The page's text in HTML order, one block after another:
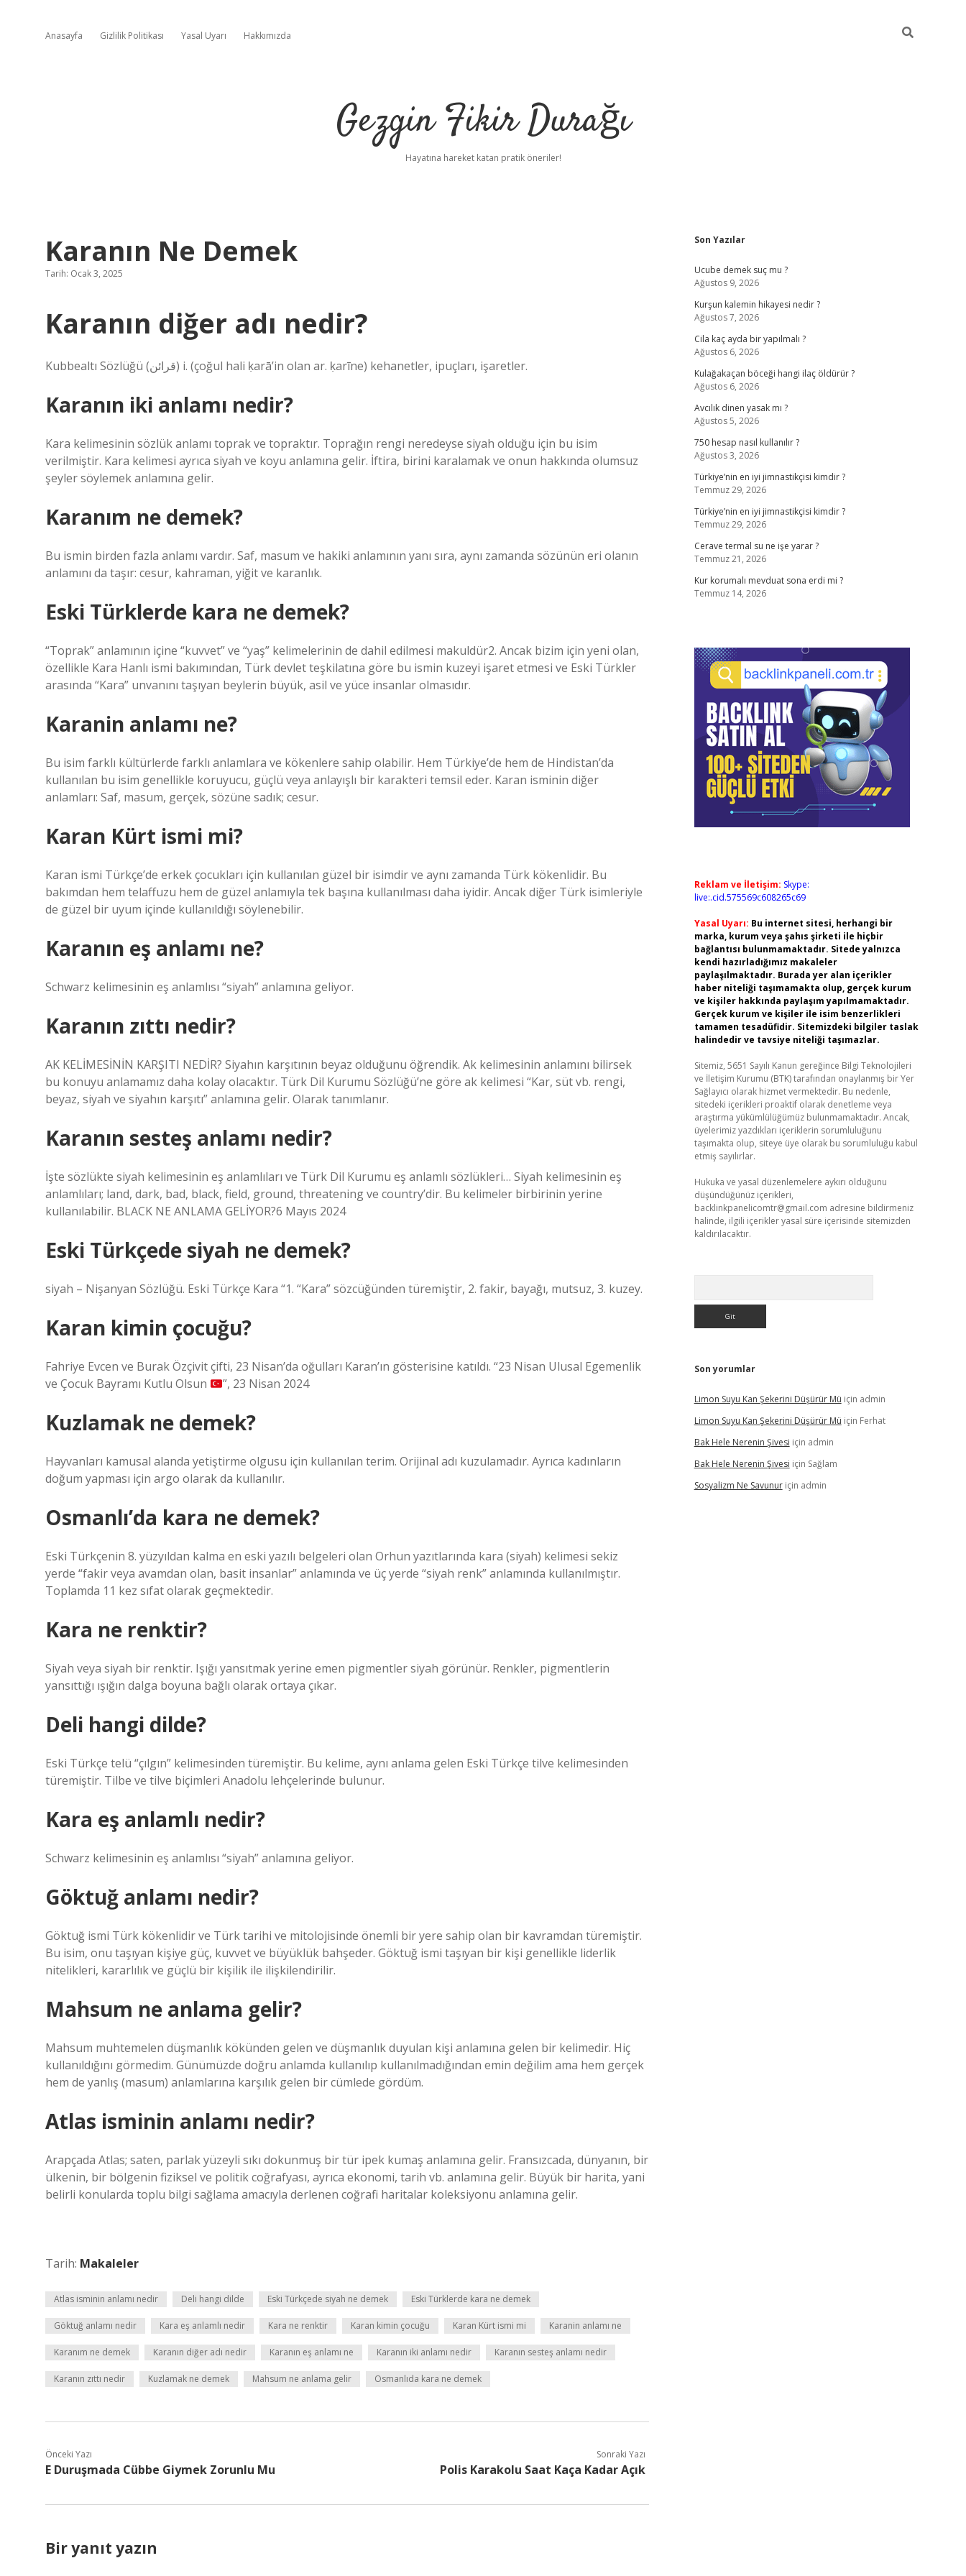
Anasayfa Gizlilik Politikası Yasal Uyarı Hakkımızda
Gezgin Fikir Durağı
Hayatına hareket katan pratik öneriler!
Karanın Ne Demek
Tarih: Ocak 3, 2025
Karanın diğer adı nedir?
Kubbealtı Sözlüğü (ﻗﺮﺍﺋﻦ) i. (çoğul hali ḳarā’in olan ar. ḳarīne) kehanetler, ipuçları, işaretler.
Karanın iki anlamı nedir?
Kara kelimesinin sözlük anlamı toprak ve topraktır. Toprağın rengi neredeyse siyah olduğu için bu isim
verilmiştir. Kara kelimesi ayrıca siyah ve koyu anlamına gelir. İftira, birini karalamak ve onun hakkında olumsuz
şeyler söylemek anlamına gelir.
Karanım ne demek?
Bu ismin birden fazla anlamı vardır. Saf, masum ve hakiki anlamının yanı sıra, aynı zamanda sözünün eri olanın
anlamını da taşır: cesur, kahraman, yiğit ve karanlık.
Eski Türklerde kara ne demek?
“Toprak” anlamının içine “kuvvet” ve “yaş” kelimelerinin de dahil edilmesi makuldür2. Ancak bizim için yeni olan,
özellikle Kara Hanlı ismi bakımından, Türk devlet teşkilatına göre bu ismin kuzeyi işaret etmesi ve Eski Türkler
arasında “Kara” unvanını taşıyan beylerin büyük, asil ve yüce insanlar olmasıdır.
Karanin anlamı ne?
Bu isim farklı kültürlerde farklı anlamlara ve kökenlere sahip olabilir. Hem Türkiye’de hem de Hindistan’da
kullanılan bu isim genellikle koruyucu, güçlü veya anlayışlı bir karakteri temsil eder. Karan isminin diğer
anlamları: Saf, masum, gerçek, sözüne sadık; cesur.
Karan Kürt ismi mi?
Karan ismi Türkçe’de erkek çocukları için kullanılan güzel bir isimdir ve aynı zamanda Türk kökenlidir. Bu
bakımdan hem telaffuzu hem de güzel anlamıyla tek başına kullanılması daha iyidir. Ancak diğer Türk isimleriyle
de güzel bir uyum içinde kullanıldığı söylenebilir.
Karanın eş anlamı ne?
Schwarz kelimesinin eş anlamlısı “siyah” anlamına geliyor.
Karanın zıttı nedir?
AK KELİMESİNİN KARŞITI NEDİR? Siyahın karşıtının beyaz olduğunu öğrendik. Ak kelimesinin anlamını bilirsek
bu konuyu anlamamız daha kolay olacaktır. Türk Dil Kurumu Sözlüğü’ne göre ak kelimesi “Kar, süt vb. rengi,
beyaz, siyah ve siyahın karşıtı” anlamına gelir. Olarak tanımlanır.
Karanın sesteş anlamı nedir?
İşte sözlükte siyah kelimesinin eş anlamlıları ve Türk Dil Kurumu eş anlamlı sözlükleri… Siyah kelimesinin eş
anlamlıları; land, dark, bad, black, field, ground, threatening ve country’dir. Bu kelimeler birbirinin yerine
kullanılabilir. BLACK NE ANLAMA GELİYOR?6 Mayıs 2024
Eski Türkçede siyah ne demek?
siyah – Nişanyan Sözlüğü. Eski Türkçe Kara “1. “Kara” sözcüğünden türemiştir, 2. fakir, bayağı, mutsuz, 3. kuzey.
Karan kimin çocuğu?
Fahriye Evcen ve Burak Özçivit çifti, 23 Nisan’da oğulları Karan’ın gösterisine katıldı. “23 Nisan Ulusal Egemenlik
ve Çocuk Bayramı Kutlu Olsun
”, 23 Nisan 2024
Kuzlamak ne demek?
Hayvanları kamusal alanda yetiştirme olgusu için kullanılan terim. Orijinal adı kuzulamadır. Ayrıca kadınların
doğum yapması için argo olarak da kullanılır.
Osmanlı’da kara ne demek?
Eski Türkçenin 8. yüzyıldan kalma en eski yazılı belgeleri olan Orhun yazıtlarında kara (siyah) kelimesi sekiz
yerde “fakir veya avamdan olan, basit insanlar” anlamında ve üç yerde “siyah renk” anlamında kullanılmıştır.
Toplamda 11 kez sıfat olarak geçmektedir.
Kara ne renktir?
Siyah veya siyah bir renktir. Işığı yansıtmak yerine emen pigmentler siyah görünür. Renkler, pigmentlerin
yansıttığı ışığın dalga boyuna bağlı olarak ortaya çıkar.
Deli hangi dilde?
Eski Türkçe telü “çılgın” kelimesinden türemiştir. Bu kelime, aynı anlama gelen Eski Türkçe tilve kelimesinden
türemiştir. Tilbe ve tilve biçimleri Anadolu lehçelerinde bulunur.
Kara eş anlamlı nedir?
Schwarz kelimesinin eş anlamlısı “siyah” anlamına geliyor.
Göktuğ anlamı nedir?
Göktuğ ismi Türk kökenlidir ve Türk tarihi ve mitolojisinde önemli bir yere sahip olan bir kavramdan türemiştir.
Bu isim, onu taşıyan kişiye güç, kuvvet ve büyüklük bahşeder. Göktuğ ismi taşıyan bir kişi genellikle liderlik
nitelikleri, kararlılık ve güçlü bir kişilik ile ilişkilendirilir.
Mahsum ne anlama gelir?
Mahsum muhtemelen düşmanlık kökünden gelen ve düşmanlık duyulan kişi anlamına gelen bir kelimedir. Hiç
kullanıldığını görmedim. Günümüzde doğru anlamda kullanılıp kullanılmadığından emin değilim ama hem gerçek
hem de yanlış (masum) anlamlarına karşılık gelen bir cümlede gördüm.
Atlas isminin anlamı nedir?
Arapçada Atlas; saten, parlak yüzeyli sıkı dokunmuş bir tür ipek kumaş anlamına gelir. Fransızcada, dünyanın, bir
ülkenin, bir bölgenin fiziksel ve politik coğrafyası, ayrıca ekonomi, tarih vb. anlamına gelir. Büyük bir harita, yani
belirli konularda toplu bilgi sağlama amacıyla derlenen coğrafi haritalar koleksiyonu anlamına gelir.
Tarih: Makaleler
Atlas isminin anlamı nedir Deli hangi dilde Eski Türkçede siyah ne demek Eski Türklerde kara ne demek
Göktuğ anlamı nedir Kara eş anlamlı nedir Kara ne renktir Karan kimin çocuğu Karan Kürt ismi mi Karanin anlamı ne
Karanım ne demek Karanın diğer adı nedir Karanın eş anlamı ne Karanın iki anlamı nedir Karanın sesteş anlamı nedir
Karanın zıttı nedir Kuzlamak ne demek Mahsum ne anlama gelir Osmanlıda kara ne demek
Önceki Yazı
E Duruşmada Cübbe Giymek Zorunlu Mu
Sonraki Yazı
Polis Karakolu Saat Kaça Kadar Açık
Bir yanıt yazın
Sidebar
Son Yazılar
Ucube demek suç mu ?
Ağustos 9, 2026
Kurşun kalemin hikayesi nedir ?
Ağustos 7, 2026
Cila kaç ayda bir yapılmalı ?
Ağustos 6, 2026
Kulağakaçan böceği hangi ilaç öldürür ?
Ağustos 6, 2026
Avcılık dinen yasak mı ?
Ağustos 5, 2026
750 hesap nasıl kullanılır ?
Ağustos 3, 2026
Türkiye’nin en iyi jimnastikçisi kimdir ?
Temmuz 29, 2026
Türkiye’nin en iyi jimnastikçisi kimdir ?
Temmuz 29, 2026
Cerave termal su ne işe yarar ?
Temmuz 21, 2026
Kur korumalı mevduat sona erdi mi ?
Temmuz 14, 2026
Reklam ve İletişim: Skype:
live:.cid.575569c608265c69
Yasal Uyarı: Bu internet sitesi, herhangi bir
marka, kurum veya şahıs şirketi ile hiçbir
bağlantısı bulunmamaktadır. Sitede yalnızca
kendi hazırladığımız makaleler
paylaşılmaktadır. Burada yer alan içerikler
haber niteliği taşımamakta olup, gerçek kurum
ve kişiler hakkında paylaşım yapılmamaktadır.
Gerçek kurum ve kişiler ile isim benzerlikleri
tamamen tesadüfidir. Sitemizdeki bilgiler taslak
halindedir ve tavsiye niteliği taşımazlar.
Sitemiz, 5651 Sayılı Kanun gereğince Bilgi Teknolojileri
ve İletişim Kurumu (BTK) tarafından onaylanmış bir Yer
Sağlayıcı olarak hizmet vermektedir. Bu nedenle,
sitedeki içerikleri proaktif olarak denetleme veya
araştırma yükümlülüğümüz bulunmamaktadır. Ancak,
üyelerimiz yazdıkları içeriklerin sorumluluğunu
taşımakta olup, siteye üye olarak bu sorumluluğu kabul
etmiş sayılırlar.
Hukuka ve yasal düzenlemelere aykırı olduğunu
düşündüğünüz içerikleri,
backlinkpanelicomtr@gmail.com adresine bildirmeniz
halinde, ilgili içerikler yasal süre içerisinde sitemizden
kaldırılacaktır.
Son yorumlar
Limon Suyu Kan Şekerini Düşürür Mü için admin
Limon Suyu Kan Şekerini Düşürür Mü için Ferhat
Bak Hele Nerenin Şivesi için admin
Bak Hele Nerenin Şivesi için Sağlam
Sosyalizm Ne Savunuriçin admin